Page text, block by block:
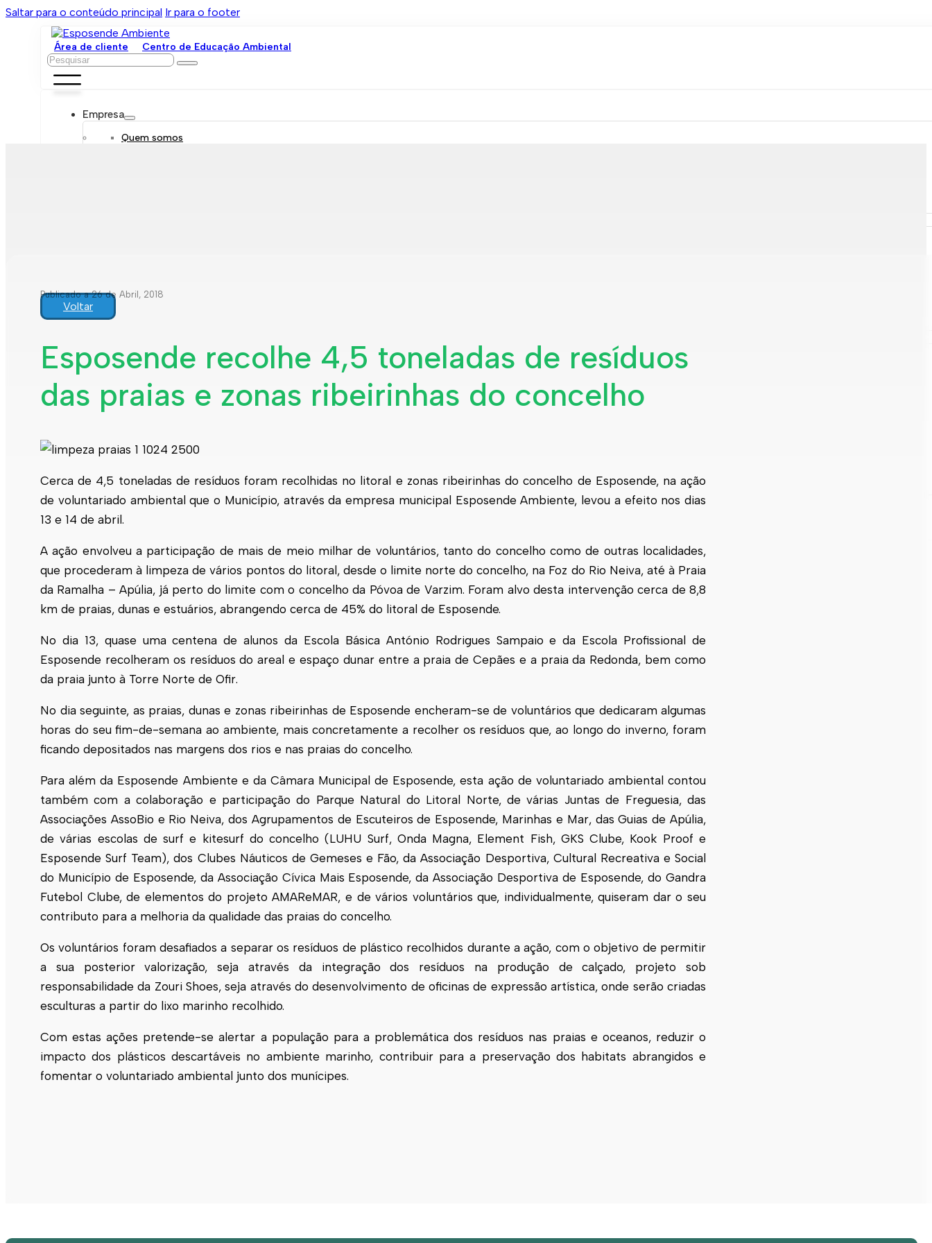
Saltar para o conteúdo principal Ir para o footer
Área de cliente Centro de Educação Ambiental
Pesquisar
Empresa
Quem somos
Recolha de resíduos
Comunicação de leituras
Rede de abastecimento de água
Rede de águas residuais
Rede de águas pluviais
Limpeza urbana
Gestão de resíduos
Empreitadas
Fontanários
Indicadores ERSAR
Qualidade da água
Contactos
Publicado a 26 de Abril, 2018
Voltar
Esposende recolhe 4,5 toneladas de resíduos
das praias e zonas ribeirinhas do concelho
Cerca de 4,5 toneladas de resíduos foram recolhidas no litoral e zonas ribeirinhas do concelho de Esposende, na ação
de voluntariado ambiental que o Município, através da empresa municipal Esposende Ambiente, levou a efeito nos dias
13 e 14 de abril.
A ação envolveu a participação de mais de meio milhar de voluntários, tanto do concelho como de outras localidades,
que procederam à limpeza de vários pontos do litoral, desde o limite norte do concelho, na Foz do Rio Neiva, até à Praia
da Ramalha – Apúlia, já perto do limite com o concelho da Póvoa de Varzim. Foram alvo desta intervenção cerca de 8,8
km de praias, dunas e estuários, abrangendo cerca de 45% do litoral de Esposende.
No dia 13, quase uma centena de alunos da Escola Básica António Rodrigues Sampaio e da Escola Profissional de
Esposende recolheram os resíduos do areal e espaço dunar entre a praia de Cepães e a praia da Redonda, bem como
da praia junto à Torre Norte de Ofir.
No dia seguinte, as praias, dunas e zonas ribeirinhas de Esposende encheram-se de voluntários que dedicaram algumas
horas do seu fim-de-semana ao ambiente, mais concretamente a recolher os resíduos que, ao longo do inverno, foram
ficando depositados nas margens dos rios e nas praias do concelho.
Para além da Esposende Ambiente e da Câmara Municipal de Esposende, esta ação de voluntariado ambiental contou
também com a colaboração e participação do Parque Natural do Litoral Norte, de várias Juntas de Freguesia, das
Associações AssoBio e Rio Neiva, dos Agrupamentos de Escuteiros de Esposende, Marinhas e Mar, das Guias de Apúlia,
de várias escolas de surf e kitesurf do concelho (LUHU Surf, Onda Magna, Element Fish, GKS Clube, Kook Proof e
Esposende Surf Team), dos Clubes Náuticos de Gemeses e Fão, da Associação Desportiva, Cultural Recreativa e Social
do Município de Esposende, da Associação Cívica Mais Esposende, da Associação Desportiva de Esposende, do Gandra
Futebol Clube, de elementos do projeto AMAReMAR, e de vários voluntários que, individualmente, quiseram dar o seu
contributo para a melhoria da qualidade das praias do concelho.
Os voluntários foram desafiados a separar os resíduos de plástico recolhidos durante a ação, com o objetivo de permitir
a sua posterior valorização, seja através da integração dos resíduos na produção de calçado, projeto sob
responsabilidade da Zouri Shoes, seja através do desenvolvimento de oficinas de expressão artística, onde serão criadas
esculturas a partir do lixo marinho recolhido.
Com estas ações pretende-se alertar a população para a problemática dos resíduos nas praias e oceanos, reduzir o
impacto dos plásticos descartáveis no ambiente marinho, contribuir para a preservação dos habitats abrangidos e
fomentar o voluntariado ambiental junto dos munícipes.